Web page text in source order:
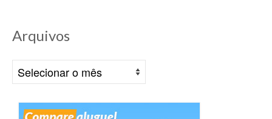
Arquivos
Arquivos